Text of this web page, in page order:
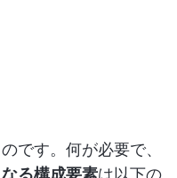
です。何が必要で、